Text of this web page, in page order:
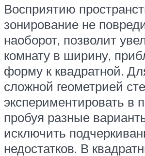
Восприятию
зонирование не
наоборот, позволит
комнату в ширину,
форму к квадратной.
сложной геометрией
экспериментировать в
пробуя разные
исключить
недостатков. В